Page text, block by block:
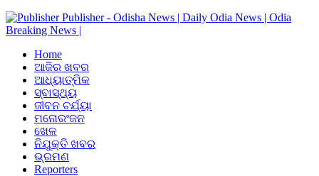
Publisher - Odisha News | Daily Odia News | Odia
Breaking News |
Home
ଆଜିର ଖବର
ଆଧ୍ୟାତ୍ମିକ
ସ୍ବାସ୍ଥ୍ୟ
ଜୀବନ ଚର୍ଯ୍ୟା
ମନୋରଂଜନ
ଖେଳ
ନିଯୁକ୍ତି ଖବର
ଭ୍ରମଣ
Reporters